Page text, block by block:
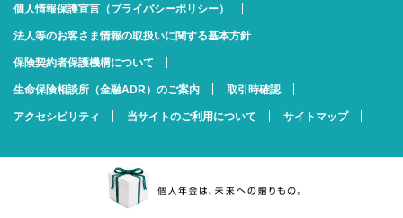
個人情報保護宣言（プライバシーポリシー）
法人等のお客さま情報の取扱いに関する基本方針
保険契約者保護機構について
生命保険相談所（金融ADR）のご案内 取引時確認
アクセシビリティ 当サイトのご利用について サイトマップ